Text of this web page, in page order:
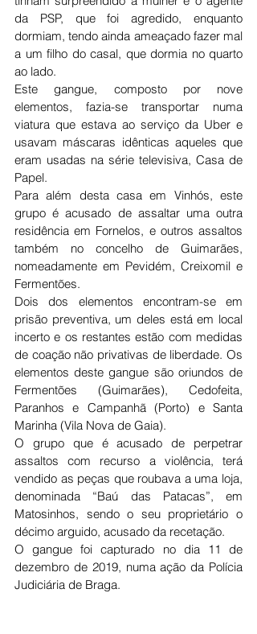
da PSP, que foi agredido, enquanto
dormiam, tendo ainda ameaçado fazer mal
a um filho do casal, que dormia no quarto
ao lado.
Este gangue, composto por nove
elementos, fazia-se transportar numa
viatura que estava ao serviço da Uber e
usavam máscaras idênticas aqueles que
eram usadas na série televisiva, Casa de
Papel.
Para além desta casa em Vinhós, este
grupo é acusado de assaltar uma outra
residência em Fornelos, e outros assaltos
também no concelho de Guimarães,
nomeadamente em Pevidém, Creixomil e
Fermentões.
Dois dos elementos encontram-se em
prisão preventiva, um deles está em local
incerto e os restantes estão com medidas
de coação não privativas de liberdade. Os
elementos deste gangue são oriundos de
Fermentões (Guimarães), Cedofeita,
Paranhos e Campanhã (Porto) e Santa
Marinha (Vila Nova de Gaia).
O grupo que é acusado de perpetrar
assaltos com recurso a violência, terá
vendido as peças que roubava a uma loja,
denominada “Baú das Patacas”, em
Matosinhos, sendo o seu proprietário o
décimo arguido, acusado da recetação.
O gangue foi capturado no dia 11 de
dezembro de 2019, numa ação da Polícia
Judiciária de Braga.